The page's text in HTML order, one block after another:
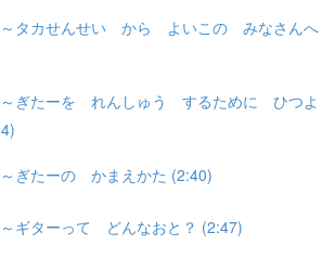
～タカせんせい から よいこの みなさんへ
～ぎたーを れんしゅう するために ひつよ
ぎたーの かまえかた (2:40)
ギターって どんなおと？ (2:47)